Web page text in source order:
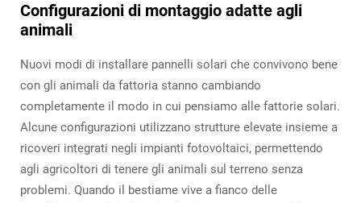
Configurazioni di montaggio adatte agli
animali
Nuovi modi di installare pannelli solari che convivono bene
con gli animali da fattoria stanno cambiando
completamente il modo in cui pensiamo alle fattorie solari.
Alcune configurazioni utilizzano strutture elevate insieme a
ricoveri integrati negli impianti fotovoltaici, permettendo
agli agricoltori di tenere gli animali sul terreno senza
problemi. Quando il bestiame vive a fianco delle